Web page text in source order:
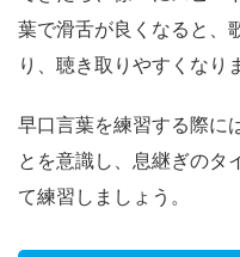
葉で滑舌が良くなると、
り、聴き取りやすくなり
早口言葉を練習する際に
とを意識し、息継ぎのタ
て練習しましょう。